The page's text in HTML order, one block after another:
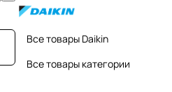
Все товары Daikin
Все товары категории